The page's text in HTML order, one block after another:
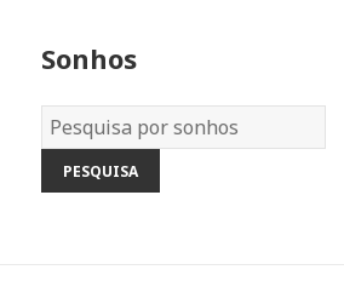
Sonhos
Dicionário
dos
Sonhos: